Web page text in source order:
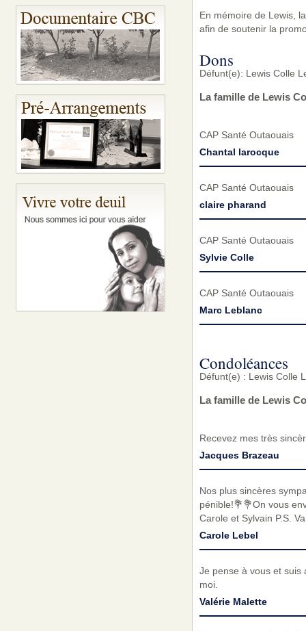
En mémoire de Lewis,
afin de soutenir la
Dons
Défunt(e): Lewis Colle
La famille de Lewis
CAP Santé Outaouais
Chantal larocque
CAP Santé Outaouais
claire pharand
CAP Santé Outaouais
Sylvie Colle
CAP Santé Outaouais
Marc Leblanc
Condoléances
Défunt(e) : Lewis Colle
La famille de Lewis
Recevez mes très
Jacques Brazeau
Nos plus sincères
pénible!💐💐On vous
Carole et Sylvain P.S.
Carole Lebel
Je pense à vous et suis
moi.
Valérie Malette